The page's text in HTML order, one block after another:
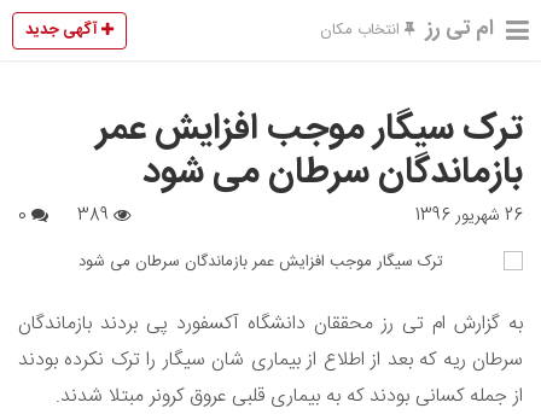
ام تی رز انتخاب مکان آگهی جدید
ترک سیگار موجب افزایش عمر
بازماندگان سرطان می شود
26 شهریور 1396
به گزارش ام تی رز محققان دانشگاه آکسفورد پی بردند بازماندگان
سرطان ریه که بعد از اطلاع از بیماری شان سیگار را ترک نکرده بودند
از جمله کسانی بودند که به بیماری قلبی عروق کرونر مبتلا شدند.